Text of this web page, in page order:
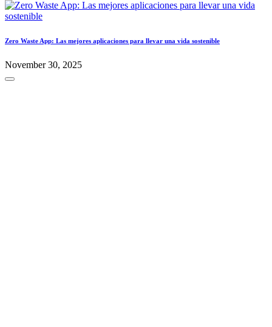
Zero Waste App: Las mejores aplicaciones para llevar una vida sostenible
November 30, 2025